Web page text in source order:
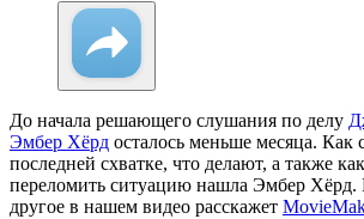
До начала решающего слушания по делу
Эмбер Хёрд осталось меньше месяца. Как
последней схватке, что делают, а также
переломить ситуацию нашла Эмбер Хёрд.
другое в нашем видео расскажет